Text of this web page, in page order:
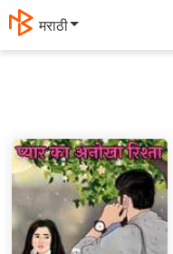
मराठी